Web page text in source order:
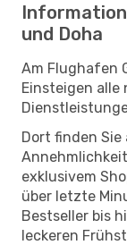
und Doha
Am Flughafen
Einsteigen
Dort finden
exklusivem
über letzte
Bestseller bis
leckeren